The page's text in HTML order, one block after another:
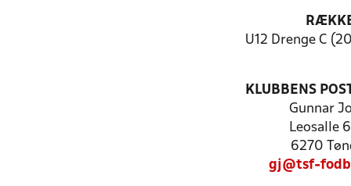
U12 Drenge C
KLUBBENS
Gunnar
Leosalle
6270
gj@tsf-